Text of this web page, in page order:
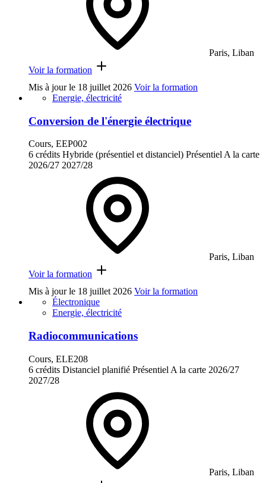
Paris, Liban
Voir la formation
Mis à jour le 18 juillet 2026 Voir la formation
Energie, électricité
Conversion de l'énergie électrique
Cours, EEP002
6 crédits Hybride (présentiel et distanciel) Présentiel A la carte
2026/27 2027/28
Paris, Liban
Voir la formation
Mis à jour le 18 juillet 2026 Voir la formation
Électronique
Energie, électricité
Radiocommunications
Cours, ELE208
6 crédits Distanciel planifié Présentiel A la carte 2026/27
2027/28
Paris, Liban